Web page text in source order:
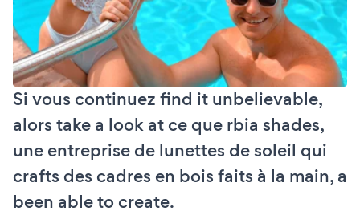
Si vous continuez find it unbelievable,
alors take a look at ce que rbia shades,
une entreprise de lunettes de soleil qui
crafts des cadres en bois faits à la main, a
been able to create.